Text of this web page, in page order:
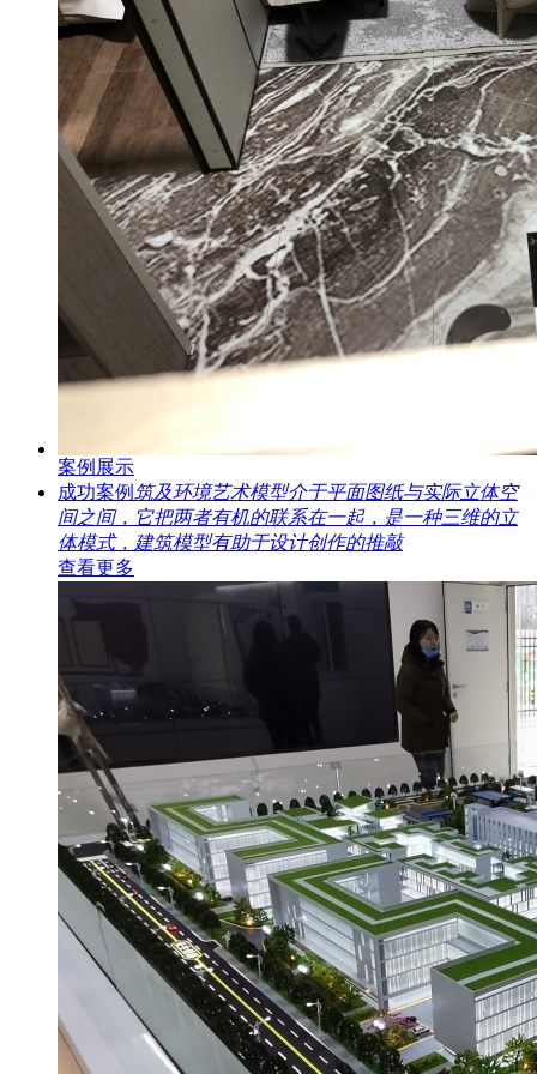
案例展示
成功案例 筑及环境艺术模型介于平面图纸与实际立体空
间之间，它把两者有机的联系在一起，是一种三维的立
体模式，建筑模型有助于设计创作的推敲
查看更多